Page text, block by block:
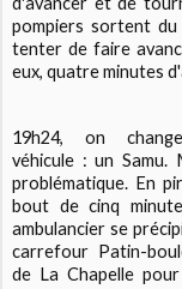
pompiers sortent
tenter de faire
eux, quatre minutes
19h24, on
véhicule : un Samu.
problématique. En
bout de cinq
ambulancier se
carrefour Patin-
de La Chapelle